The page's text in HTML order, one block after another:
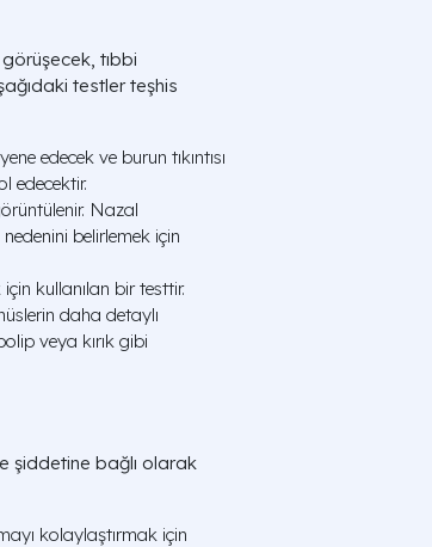
tıbbi
testler teşhis
edecek ve burun tıkıntısı
edecektir.
Nazal
nedenini belirlemek için
kullanılan bir testtir.
daha detaylı
veya kırık gibi
şiddetine bağlı olarak
kolaylaştırmak için